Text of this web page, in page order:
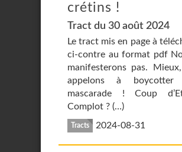
crétins !
Tract du 30 août 2024
Le tract mis en page à
ci-contre au format pdf
manifesterons pas.
appelons à boycotter
mascarade ! Coup
Complot ? (…)
Tracts 2024-08-31